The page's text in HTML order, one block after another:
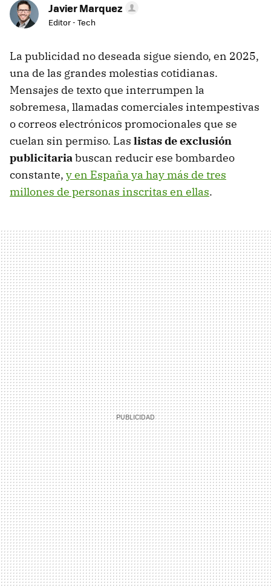
Javier Marquez
Editor - Tech
La publicidad no deseada sigue siendo, en 2025,
una de las grandes molestias cotidianas.
Mensajes de texto que interrumpen la
sobremesa, llamadas comerciales intempestivas
o correos electrónicos promocionales que se
cuelan sin permiso. Las listas de exclusión
publicitariabuscan reducir ese bombardeo
constante, y en España ya hay más de tres
millones de personas inscritas en ellas.